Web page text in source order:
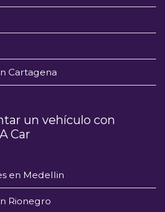
Cartagena
un vehículo con
Car
en Medellin
Rionegro